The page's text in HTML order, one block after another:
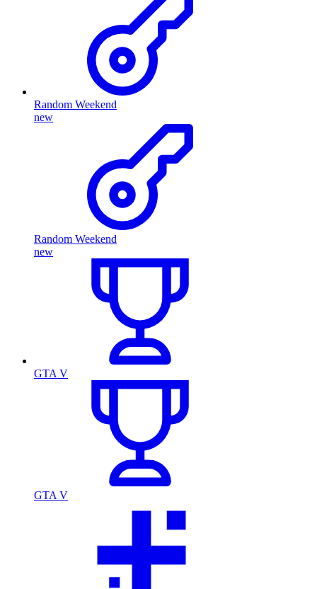
Random Weekend
new
Random Weekend
new
GTA V
GTA V